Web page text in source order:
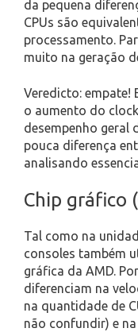
da pequena
CPUs são
processamento.
muito na geração
Veredicto: empate!
o aumento do
desempenho geral
pouca diferença
analisando
Chip gráfico
Tal como na
consoles também
gráfica da AMD.
diferenciam na
na quantidade de
não confundir) e